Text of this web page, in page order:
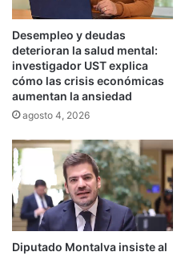
Desempleo y deudas
deterioran la salud mental:
investigador UST explica
cómo las crisis económicas
aumentan la ansiedad
agosto 4, 2026
Diputado Montalva insiste al